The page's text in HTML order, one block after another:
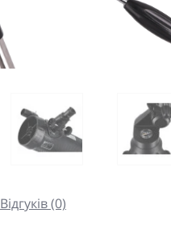
Відгуків (0)